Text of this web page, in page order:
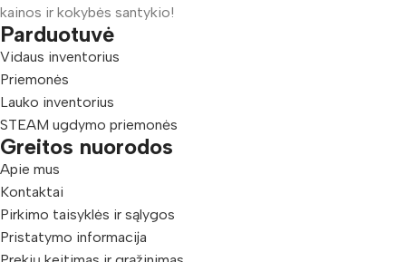
kainos ir kokybės santykio!
Parduotuvė
Vidaus inventorius
Priemonės
Lauko inventorius
STEAM ugdymo priemonės
Greitos nuorodos
Apie mus
Kontaktai
Pirkimo taisyklės ir sąlygos
Pristatymo informacija